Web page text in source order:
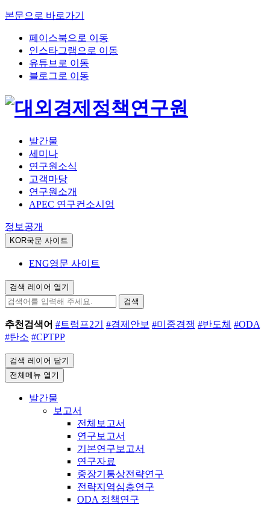
본문으로 바로가기
페이스북으로 이동
인스타그램으로 이동
유튜브로 이동
블로그로 이동
발간물
세미나
연구원소식
고객마당
연구원소개
APEC 연구컨소시엄
정보공개
KOR국문 사이트
ENG영문 사이트
검색 레이어 열기
검색
추천검색어 #트럼프2기 #경제안보 #미중경쟁 #반도체 #ODA
#탄소 #CPTPP
검색 레이어 닫기
전체메뉴 열기
발간물
보고서
전체보고서
연구보고서
기본연구보고서
연구자료
중장기통상전략연구
전략지역심층연구
ODA 정책연구